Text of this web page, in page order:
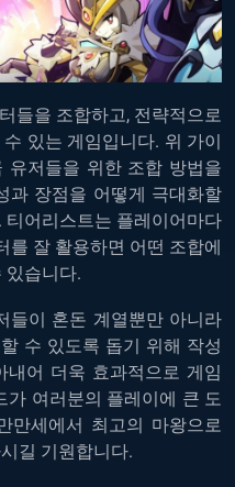
들을 조합하고, 전략적으로
수 있는 게임입니다. 위 가이
유저들을 위한 조합 방법을
과 장점을 어떻게 극대화할
. 티어리스트는 플레이어마다
를 잘 활용하면 어떤 조합에
있습니다.
들이 혼돈 계열뿐만 아니라
수 있도록 돕기 위해 작성
내어 더욱 효과적으로 게임
가 여러분의 플레이에 큰 도
만세에서 최고의 마왕으로
길 기원합니다.